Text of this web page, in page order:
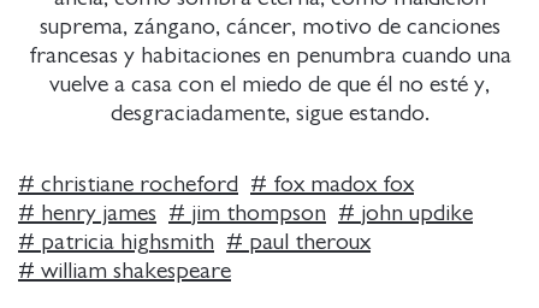
suprema, zángano, cáncer, motivo de canciones
francesas y habitaciones en penumbra cuando una
vuelve a casa con el miedo de que él no esté y,
desgraciadamente, sigue estando.
# christiane rocheford # fox madox fox
# henry james # jim thompson # john updike
# patricia highsmith # paul theroux
# william shakespeare